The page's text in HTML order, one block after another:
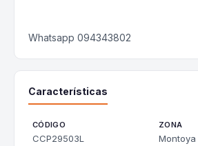
Whatsapp 094343802
Características
CÓDIGO
CCP29503L
ZONA
Montoya